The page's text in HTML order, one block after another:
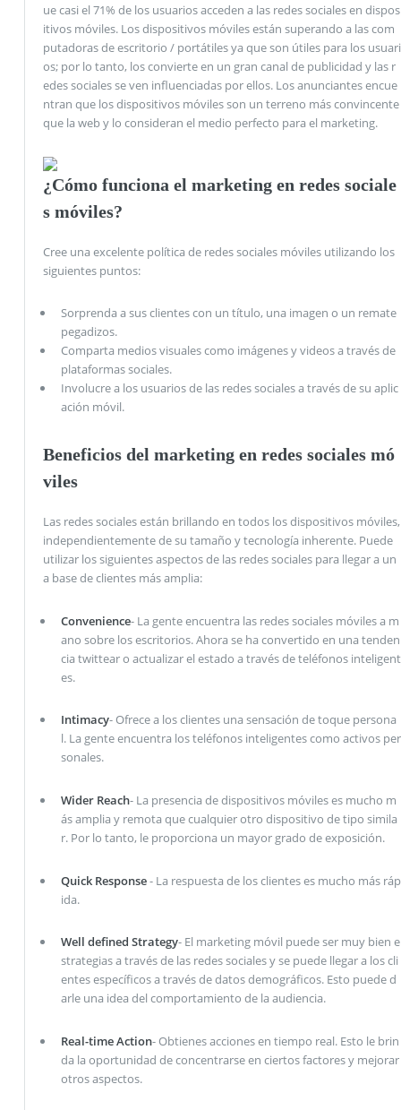
ue casi el 71% de los usuarios acceden a las redes sociales en dispos
itivos móviles. Los dispositivos móviles están superando a las com
putadoras de escritorio / portátiles ya que son útiles para los usuari
os; por lo tanto, los convierte en un gran canal de publicidad y las r
edes sociales se ven influenciadas por ellos. Los anunciantes encue
ntran que los dispositivos móviles son un terreno más convincente
que la web y lo consideran el medio perfecto para el marketing.
¿Cómo funciona el marketing en redes sociale
s móviles?
Cree una excelente política de redes sociales móviles utilizando los
siguientes puntos:
Sorprenda a sus clientes con un título, una imagen o un remate
pegadizos.
Comparta medios visuales como imágenes y videos a través de
plataformas sociales.
Involucre a los usuarios de las redes sociales a través de su aplic
ación móvil.
Beneficios del marketing en redes sociales mó
viles
Las redes sociales están brillando en todos los dispositivos móviles,
independientemente de su tamaño y tecnología inherente. Puede
utilizar los siguientes aspectos de las redes sociales para llegar a un
a base de clientes más amplia:
Convenience- La gente encuentra las redes sociales móviles a m
ano sobre los escritorios. Ahora se ha convertido en una tenden
cia twittear o actualizar el estado a través de teléfonos inteligent
es.
Intimacy- Ofrece a los clientes una sensación de toque persona
l. La gente encuentra los teléfonos inteligentes como activos per
sonales.
Wider Reach- La presencia de dispositivos móviles es mucho m
ás amplia y remota que cualquier otro dispositivo de tipo simila
r. Por lo tanto, le proporciona un mayor grado de exposición.
Quick Response- La respuesta de los clientes es mucho más ráp
ida.
Well defined Strategy- El marketing móvil puede ser muy bien e
strategias a través de las redes sociales y se puede llegar a los cli
entes específicos a través de datos demográficos. Esto puede d
arle una idea del comportamiento de la audiencia.
Real-time Action- Obtienes acciones en tiempo real. Esto le brin
da la oportunidad de concentrarse en ciertos factores y mejorar
otros aspectos.